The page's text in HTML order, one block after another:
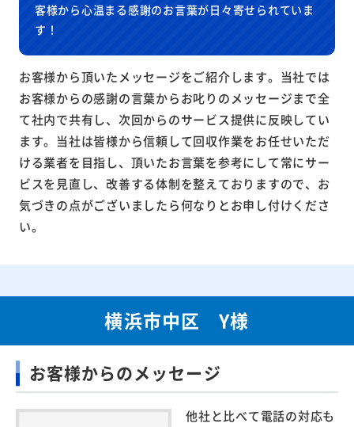
客様から心温まる感謝のお言葉が日々寄せられていま
す！
お客様から頂いたメッセージをご紹介します。当社では
お客様からの感謝の言葉からお叱りのメッセージまで全
て社内で共有し、次回からのサービス提供に反映してい
ます。当社は皆様から信頼して回収作業をお任せいただ
ける業者を目指し、頂いたお言葉を参考にして常にサー
ビスを見直し、改善する体制を整えておりますので、お
気づきの点がございましたら何なりとお申し付けくださ
い。
横浜市中区 Y様
お客様からのメッセージ
他社と比べて電話の対応も